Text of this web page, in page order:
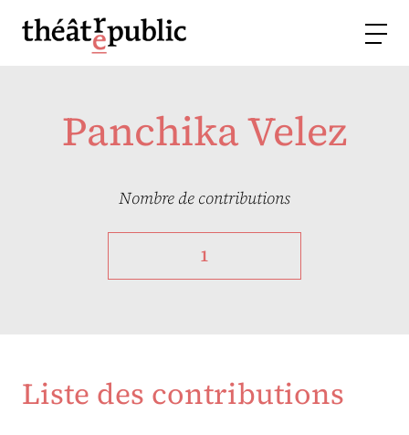
Panchika Velez
Nombre de contributions
1
Liste des contributions